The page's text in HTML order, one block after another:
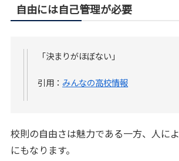
自由には自己管理が必要
「決まりがほぼない」
引用： みんなの高校情報
校則の自由さは魅力である一方、人に
にもなります。